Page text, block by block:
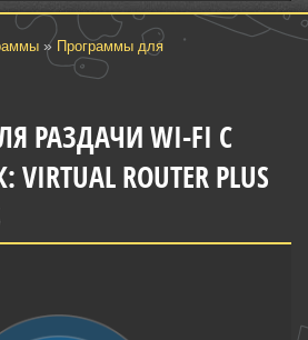
» Программы для
РАЗДАЧИ WI-FI С
ROUTER PLUS